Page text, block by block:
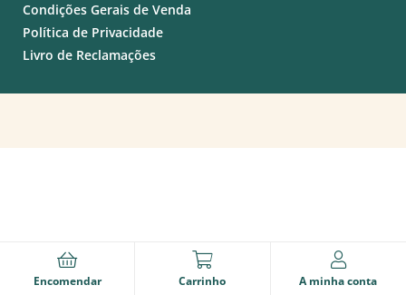
Condições Gerais de Venda
Política de Privacidade
Livro de Reclamações
Encomendar Carrinho A minha conta